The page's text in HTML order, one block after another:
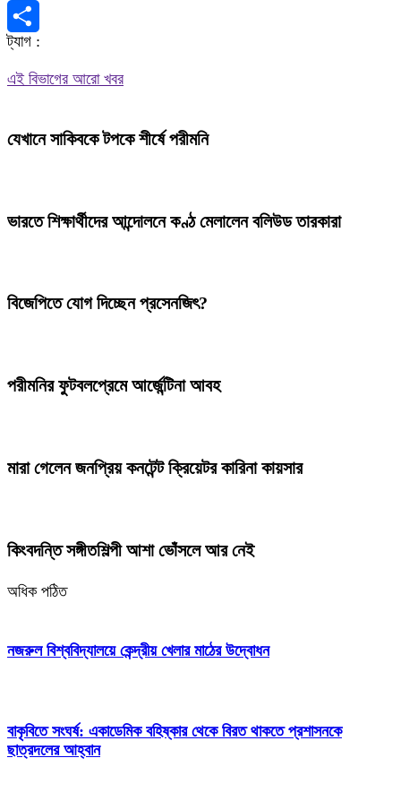
X
Share
ট্যাগ :
এই বিভাগের আরো খবর
যেখানে সাকিবকে টপকে শীর্ষে পরীমনি
ভারতে শিক্ষার্থীদের আন্দোলনে কণ্ঠ মেলালেন বলিউড তারকারা
বিজেপিতে যোগ দিচ্ছেন প্রসেনজিৎ?
পরীমনির ফুটবলপ্রেমে আর্জেন্টিনা আবহ
মারা গেলেন জনপ্রিয় কনটেন্ট ক্রিয়েটর কারিনা কায়সার
কিংবদন্তি সঙ্গীতশিল্পী আশা ভোঁসলে আর নেই
অধিক পঠিত
নজরুল বিশ্ববিদ্যালয়ে কেন্দ্রীয় খেলার মাঠের উদ্বোধন
বাকৃবিতে সংঘর্ষ: একাডেমিক বহিষ্কার থেকে বিরত থাকতে প্রশাসনকে
ছাত্রদলের আহ্বান